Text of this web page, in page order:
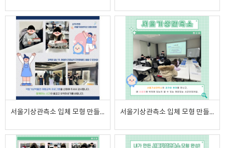
서울기상관측소 입체 모형 만들기 2025.02.22. 서울기상관측소 입체 모형 만들기 2025.02.19.